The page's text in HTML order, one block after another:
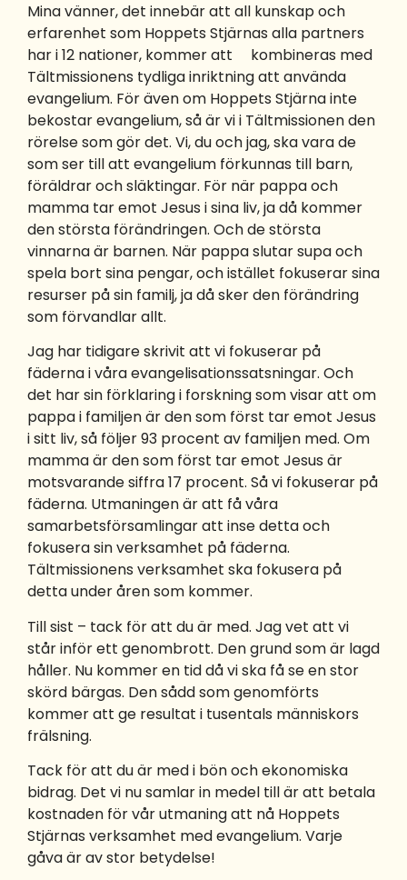
Mina vänner, det innebär att all kunskap och
erfarenhet som Hoppets Stjärnas alla partners
har i 12 nationer, kommer att kombineras med
Tältmissionens tydliga inriktning att använda
evangelium. För även om Hoppets Stjärna inte
bekostar evangelium, så är vi i Tältmissionen den
rörelse som gör det. Vi, du och jag, ska vara de
som ser till att evangelium förkunnas till barn,
föräldrar och släktingar. För när pappa och
mamma tar emot Jesus i sina liv, ja då kommer
den största förändringen. Och de största
vinnarna är barnen. När pappa slutar supa och
spela bort sina pengar, och istället fokuserar sina
resurser på sin familj, ja då sker den förändring
som förvandlar allt.
Jag har tidigare skrivit att vi fokuserar på
fäderna i våra evangelisationssatsningar. Och
det har sin förklaring i forskning som visar att om
pappa i familjen är den som först tar emot Jesus
i sitt liv, så följer 93 procent av familjen med. Om
mamma är den som först tar emot Jesus är
motsvarande siffra 17 procent. Så vi fokuserar på
fäderna. Utmaningen är att få våra
samarbetsförsamlingar att inse detta och
fokusera sin verksamhet på fäderna.
Tältmissionens verksamhet ska fokusera på
detta under åren som kommer.
Till sist – tack för att du är med. Jag vet att vi
står inför ett genombrott. Den grund som är lagd
håller. Nu kommer en tid då vi ska få se en stor
skörd bärgas. Den sådd som genomförts
kommer att ge resultat i tusentals människors
frälsning.
Tack för att du är med i bön och ekonomiska
bidrag. Det vi nu samlar in medel till är att betala
kostnaden för vår utmaning att nå Hoppets
Stjärnas verksamhet med evangelium. Varje
gåva är av stor betydelse!